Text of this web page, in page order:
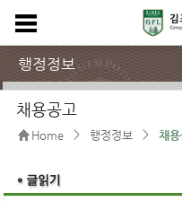
행정정보
규정 및 양식
장학금안내
학교운영위원회
학교발전기금
정보공개
사이버성고충센터
채용공고
학교평가
채용공고
Home > 행정정보 > 채